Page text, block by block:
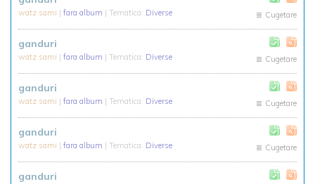
watz sami | fara album | Tematica: Diverse Cugetare
ganduri
watz sami | fara album | Tematica: Diverse Cugetare
ganduri
watz sami | fara album | Tematica: Diverse Cugetare
ganduri
watz sami | fara album | Tematica: Diverse Cugetare
ganduri